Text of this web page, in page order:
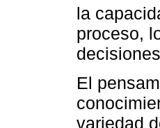
la
proceso,
El
variedad